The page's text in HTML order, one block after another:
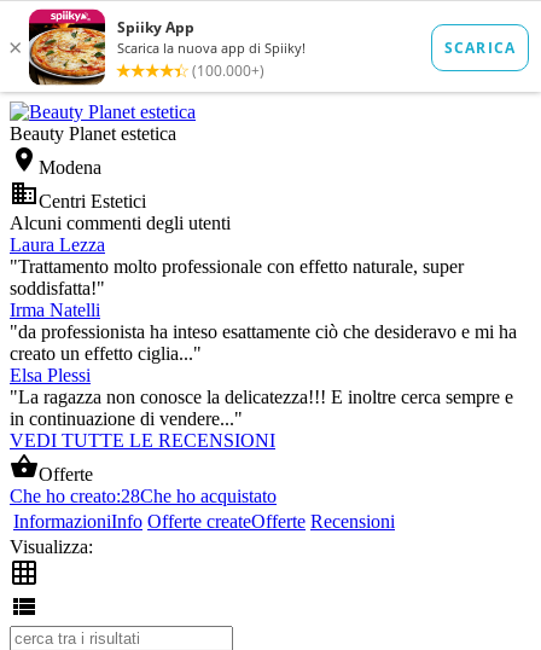
Beauty Planet estetica
 Modena
Centri Estetici
Alcuni commenti degli utenti
Laura Lezza
"Trattamento molto professionale con effetto naturale, super
soddisfatta!"
Irma Natelli
"da professionista ha inteso esattamente ciò che desideravo e mi ha
creato un effetto ciglia..."
Elsa Plessi
"La ragazza non conosce la delicatezza!!! E inoltre cerca sempre e
in continuazione di vendere..."
VEDI TUTTE LE RECENSIONI
Offerte
Che ho creato:28Che ho acquistato
InformazioniInfo Offerte createOfferte Recensioni
Visualizza:

